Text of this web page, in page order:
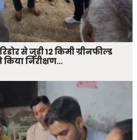
से जुड़ी 12 किमी ग्रीनफील्ड
निरीक्षण…